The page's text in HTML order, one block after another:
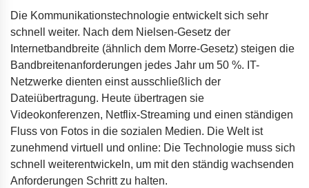
Die Kommunikationstechnologie entwickelt sich sehr
schnell weiter. Nach dem Nielsen-Gesetz der
Internetbandbreite (ähnlich dem Morre-Gesetz) steigen die
Bandbreitenanforderungen jedes Jahr um 50 %. IT-
Netzwerke dienten einst ausschließlich der
Dateiübertragung. Heute übertragen sie
Videokonferenzen, Netflix-Streaming und einen ständigen
Fluss von Fotos in die sozialen Medien. Die Welt ist
zunehmend virtuell und online: Die Technologie muss sich
schnell weiterentwickeln, um mit den ständig wachsenden
Anforderungen Schritt zu halten.